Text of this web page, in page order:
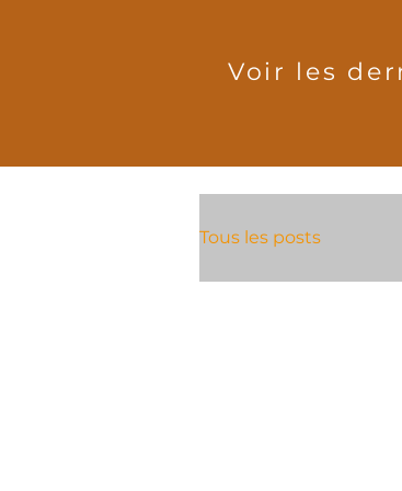
Voir les
Tous les posts